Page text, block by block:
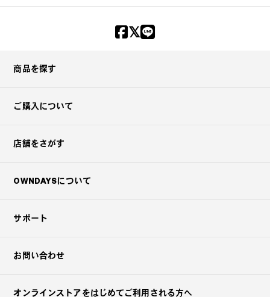
商品を探す
ご購入について
店舗をさがす
OWNDAYSについて
サポート
お問い合わせ
オンラインストアをはじめてご利用される方へ